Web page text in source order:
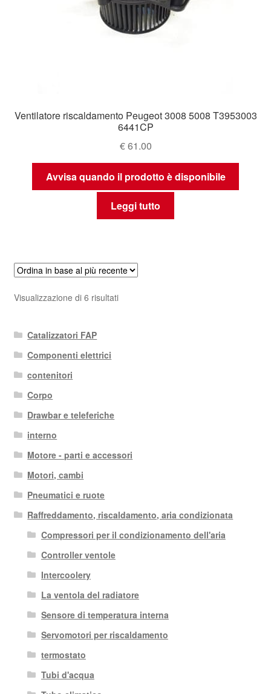
Ventilatore riscaldamento Peugeot 3008 5008 T3953003
6441CP
€61.00
Avvisa quando il prodotto è disponibile
Leggi tutto
Visualizzazione di 6 risultatiOrdina
Catalizzatori FAP
Componenti elettrici
contenitori
Corpo
Drawbar e teleferiche
interno
Motore - parti e accessori
Motori, cambi
Pneumatici e ruote
Raffreddamento, riscaldamento, aria condizionata
Compressori per il condizionamento dell'aria
Controller ventole
Intercoolery
La ventola del radiatore
Sensore di temperatura interna
Servomotori per riscaldamento
termostato
Tubi d'acqua